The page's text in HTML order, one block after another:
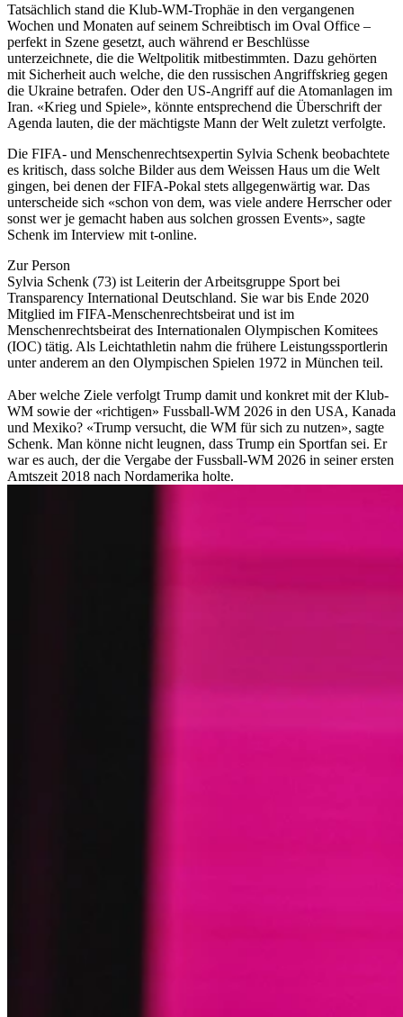
Tatsächlich stand die Klub-WM-Trophäe in den vergangenen
Wochen und Monaten auf seinem Schreibtisch im Oval Office –
perfekt in Szene gesetzt, auch während er Beschlüsse
unterzeichnete, die die Weltpolitik mitbestimmten. Dazu gehörten
mit Sicherheit auch welche, die den russischen Angriffskrieg gegen
die Ukraine betrafen. Oder den US-Angriff auf die Atomanlagen im
Iran. «Krieg und Spiele», könnte entsprechend die Überschrift der
Agenda lauten, die der mächtigste Mann der Welt zuletzt verfolgte.
Die FIFA- und Menschenrechtsexpertin Sylvia Schenk beobachtete
es kritisch, dass solche Bilder aus dem Weissen Haus um die Welt
gingen, bei denen der FIFA-Pokal stets allgegenwärtig war. Das
unterscheide sich «schon von dem, was viele andere Herrscher oder
sonst wer je gemacht haben aus solchen grossen Events», sagte
Schenk im Interview mit t-online.
Zur Person
Sylvia Schenk (73) ist Leiterin der Arbeitsgruppe Sport bei
Transparency International Deutschland. Sie war bis Ende 2020
Mitglied im FIFA-Menschenrechtsbeirat und ist im
Menschenrechtsbeirat des Internationalen Olympischen Komitees
(IOC) tätig. Als Leichtathletin nahm die frühere Leistungssportlerin
unter anderem an den Olympischen Spielen 1972 in München teil.
Aber welche Ziele verfolgt Trump damit und konkret mit der Klub-
WM sowie der «richtigen» Fussball-WM 2026 in den USA, Kanada
und Mexiko? «Trump versucht, die WM für sich zu nutzen», sagte
Schenk. Man könne nicht leugnen, dass Trump ein Sportfan sei. Er
war es auch, der die Vergabe der Fussball-WM 2026 in seiner ersten
Amtszeit 2018 nach Nordamerika holte.